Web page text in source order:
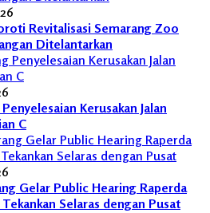
Revitalisasi Semarang Zoo
Ditelantarkan
Kerusakan Jalan
C
Gelar Public Hearing Raperda
Selaras dengan Pusat